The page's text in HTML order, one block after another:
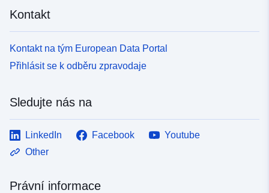
Kontakt
Kontakt na tým European Data Portal
Přihlásit se k odběru zpravodaje
Sledujte nás na
LinkedIn Facebook
Youtube
Other
Právní informace